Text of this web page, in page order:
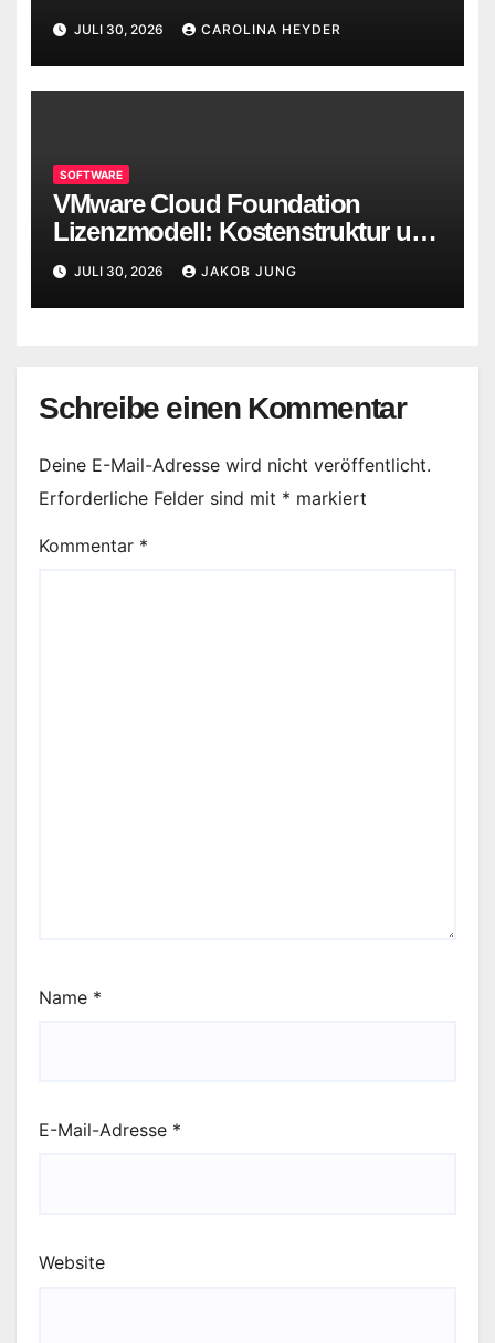
JULI 30, 2026 CAROLINA HEYDER
SOFTWARE
VMware Cloud Foundation
Lizenzmodell: Kostenstruktur und
Alternativen
JULI 30, 2026 JAKOB JUNG
Schreibe einen Kommentar
Deine E-Mail-Adresse wird nicht veröffentlicht.
Erforderliche Felder sind mit * markiert
Kommentar *
Name *
E-Mail-Adresse *
Website